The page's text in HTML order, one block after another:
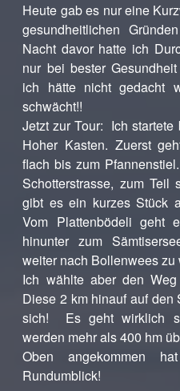
Heute gab es nur eine
gesundheitlichen
Nacht davor hatte ich
nur bei bester
ich hätte nicht gedacht
schwächt!!
Jetzt zur Tour: Ich
Hoher Kasten. Zuerst
flach bis zum
Schotterstrasse, zum Teil
gibt es ein kurzes Stück
Vom Plattenbödeli geht
hinunter zum
weiter nach Bollenwees zu
Ich wählte aber den
Diese 2 km hinauf auf den
sich! Es geht wirklich
werden mehr als 400 hm
Oben angekommen
Rundumblick!